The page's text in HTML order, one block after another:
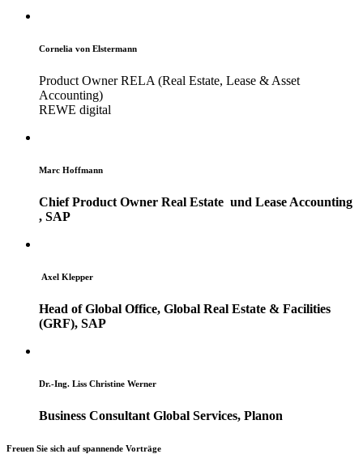
Cornelia von Elstermann
Product Owner RELA (Real Estate, Lease & Asset
Accounting)
REWE digital
Marc Hoffmann
Chief Product Owner Real Estate und Lease Accounting
, SAP
Axel Klepper
Head of Global Office, Global Real Estate & Facilities
(GRF), SAP
Dr.-Ing. Liss Christine Werner
Business Consultant Global Services, Planon
Freuen Sie sich auf spannende Vorträge